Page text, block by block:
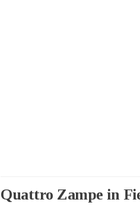
Quattro Zampe in